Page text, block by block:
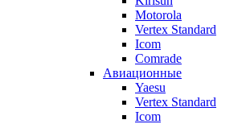
Motorola
Vertex Standard
Icom
Comrade
Авиационные
Yaesu
Vertex Standard
Icom